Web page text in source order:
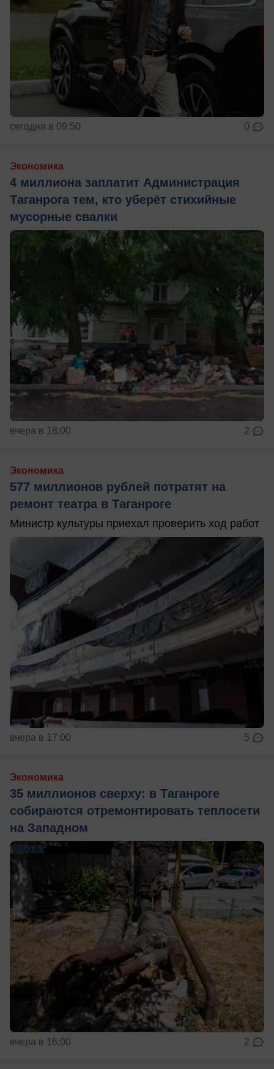
сегодня в 09:50 0
Экономика
4 миллиона заплатит Администрация
Таганрога тем, кто уберёт стихийные
мусорные свалки
вчера в 18:00 2
Экономика
577 миллионов рублей потратят на
ремонт театра в Таганроге
Министр культуры приехал проверить ход работ
вчера в 17:00 5
Экономика
35 миллионов сверху: в Таганроге
собираются отремонтировать теплосети
на Западном
вчера в 16:00 2